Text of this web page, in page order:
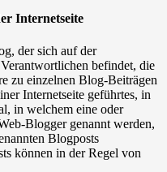
Internetseite
der sich auf der
befindet, die
zu einzelnen Blog-Beiträgen
Internetseite geführtes, in
in welchem eine oder
Blogger genannt werden,
Blogposts
können in der Regel von